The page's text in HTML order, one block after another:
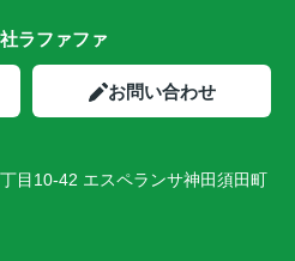
ラファファ
お問い合わせ
目10-42 エスペランサ神田須田町